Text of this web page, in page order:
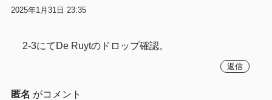
2025年1月31日 23:35
2-3にてDe Ruytのドロップ確認。
返信
匿名 がコメント